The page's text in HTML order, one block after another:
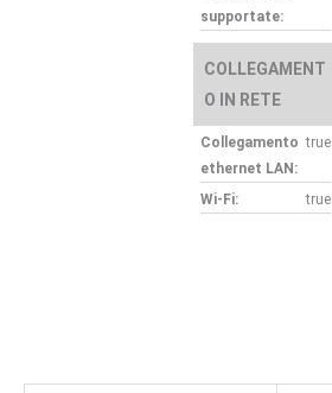
supportate:
COLLEGAMENT
O IN RETE
Collegamento
ethernet LAN:
true
Wi-Fi: true